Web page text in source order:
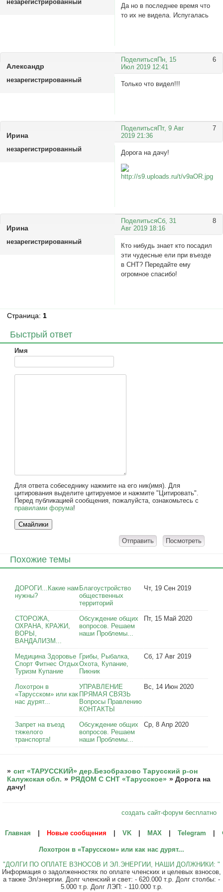
незарегистрированный
Да но в последнее время что
то их не видела. Испугалась
Поделиться 6
Пн, 15
Июл 2019 12:41
Александp
незарегистрированный
Только что видел!!!
Поделиться 7
Пт, 9 Авг
2019 21:36
Ирина
незарегистрированный
Дорога на дачу!
Поделиться 8
Сб, 31
Авг 2019 18:16
Ирина
незарегистрированный
Кто нибудь знает кто посадил
эти чудесные ели при въезде
в СНТ? Передайте ему
огромное спасибо!
Страница: 1
Быстрый ответ
Имя
Для ответа собеседнику нажмите на его ник(имя). Для
цитирования выделите цитируемое и нажмите "Цитировать".
Перед публикацией сообщения, пожалуйста, ознакомьтесь с
правилами форума!
Похожие темы
ДОРОГИ...Какие нам
нужны?
Благоустройство
общественных
территорий
Чт, 19 Сен 2019
СТОРОЖА,
ОХРАНА, КРАЖИ,
ВОРЫ,
ВАНДАЛИЗМ...
Обсуждение общих
вопросов. Решаем
наши Проблемы...
Пт, 15 Май 2020
Медицина Здоровье
Спорт Фитнес Отдых
Туризм Купание
Грибы, Рыбалка,
Охота, Купание,
Пикник
Сб, 17 Авг 2019
Лохотрон в
«Тарусском» или как
нас дурят...
УПРАВЛЕНИЕ
ПРЯМАЯ СВЯЗЬ
Вопросы Правлению
КОНТАКТЫ
Вс, 14 Июн 2020
Запрет на въезд
тяжелого
транспорта!
Обсуждение общих
вопросов. Решаем
наши Проблемы...
Ср, 8 Апр 2020
» снт «ТАРУССКИЙ» дер.Безобразово Тарусский р-он
Калужская обл. » РЯДОМ С СНТ «Тарусское» »Дорога на
дачу!
создать сайт-форум бесплатно
Главная | Новые сообщения | VK | МАХ | Telegram |
Лохотрон в «Тарусском» или как нас дурят...
"ДОЛГИ ПО ОПЛАТЕ ВЗНОСОВ И ЭЛ.ЭНЕРГИИ, НАШИ ДОЛЖНИКИ: "
Информация о задолженностях по оплате членских и целевых взносов,
а также Эл/энергии. Долг членский и свет: - 620.000 т.р. Долг столбы: -
5.000 т.р. Долг ЛЭП: - 110.000 т.р.